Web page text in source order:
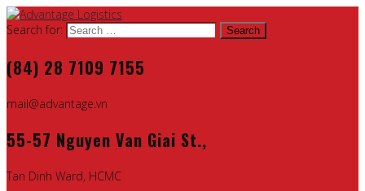
Search for:
(84) 28 7109 7155
mail@advantage.vn
55-57 Nguyen Van Giai St.,
Tan Dinh Ward, HCMC